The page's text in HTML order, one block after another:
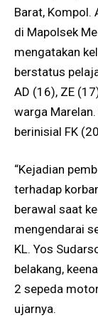
Barat, Kompol.
di Mapolsek
mengatakan
berstatus
AD (16), ZE
warga
berinisial FK
“Kejadian
terhadap
berawal saat
mengendarai
KL. Yos
belakang,
2 sepeda
ujarnya.